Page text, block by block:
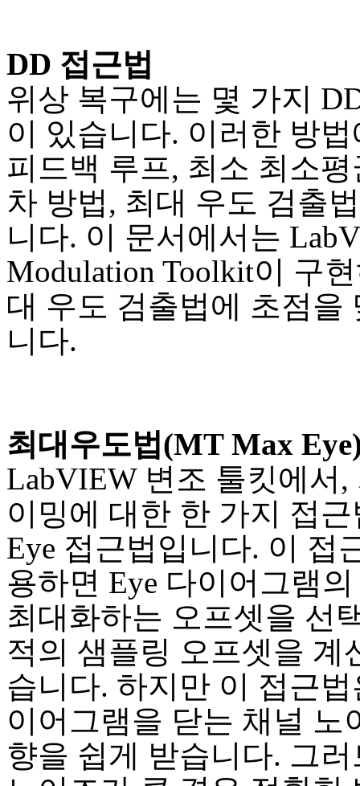
DD 접근법
위상 복구에는 몇 가지
이 있습니다. 이러한 방
피드백 루프, 최소 최소
차 방법, 최대 우도 검출
니다. 이 문서에서는
Modulation Toolkit이 구
대 우도 검출법에 초점을
니다.
최대우도법(MT Max
LabVIEW 변조 툴킷에서,
이밍에 대한 한 가지 접
Eye 접근법입니다. 이 접
용하면 Eye 다이어그램
최대화하는 오프셋을 선
적의 샘플링 오프셋을 계
습니다. 하지만 이 접근법
이어그램을 닫는 채널 노
향을 쉽게 받습니다. 그